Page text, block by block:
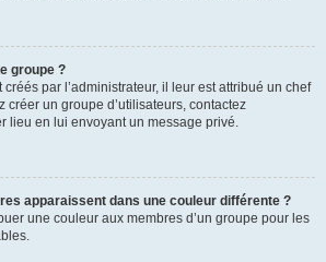
groupe ?
par l’administrateur, il leur est attribué un chef
créer un groupe d’utilisateurs, contactez
lieu en lui envoyant un message privé.
apparaissent dans une couleur différente ?
une couleur aux membres d’un groupe pour les